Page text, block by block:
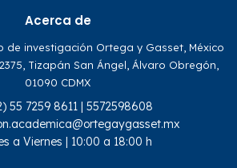
Acerca de
de investigación Ortega y Gasset, México
Tizapán San Ángel, Álvaro Obregón,
01090 CDMX
55 7259 8611 | 5572598608
a Viernes | 10:00 a 18:00 h